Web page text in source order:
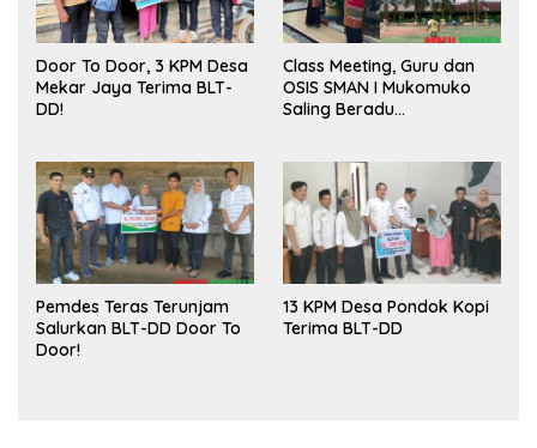
Door To Door, 3 KPM Desa
Mekar Jaya Terima BLT-
DD!
Class Meeting, Guru dan
OSIS SMAN I Mukomuko
Saling Beradu
Pemdes Teras Terunjam
Salurkan BLT-DD Door To
Door!
13 KPM Desa Pondok Kopi
Terima BLT-DD